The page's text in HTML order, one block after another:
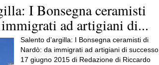
I Bonsegna ceramisti
ad artigiani di...
Salento d’argilla: I Bonsegna ceramisti di
Nardò: da immigrati ad artigiani di successo
17 giugno 2015 di Redazione di Riccardo